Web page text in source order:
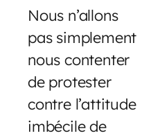
Nous n’allons
pas simplement
nous contenter
de protester
contre l’attitude
imbécile de